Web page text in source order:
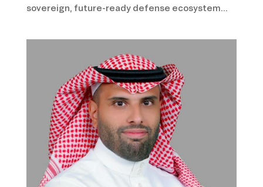
sovereign, future-ready defense ecosystem...